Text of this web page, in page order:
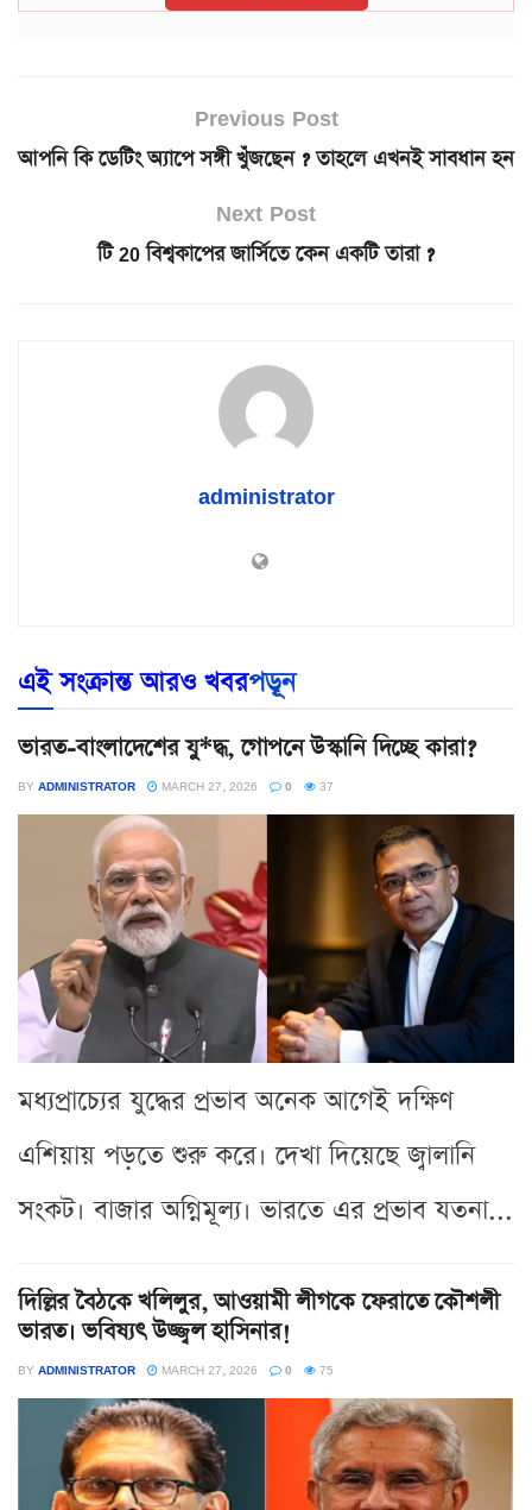
Previous Post
আপনি কি ডেটিং অ্যাপে সঙ্গী খুঁজছেন ? তাহলে এখনই সাবধান হন
Next Post
টি 20 বিশ্বকাপের জার্সিতে কেন একটি তারা ?
administrator
এই সংক্রান্ত আরও খবরপড়ূন
ভারত-বাংলাদেশের যু*দ্ধ, গোপনে উস্কানি দিচ্ছে কারা?
BY ADMINISTRATOR MARCH 27, 2026 0 37
মধ্যপ্রাচ্যের যুদ্ধের প্রভাব অনেক আগেই দক্ষিণ
এশিয়ায় পড়তে শুরু করে। দেখা দিয়েছে জ্বালানি
সংকট। বাজার অগ্নিমূল্য। ভারতে এর প্রভাব যতনা...
দিল্লির বৈঠকে খলিলুর, আওয়ামী লীগকে ফেরাতে কৌশলী
ভারত। ভবিষ্যৎ উজ্জ্বল হাসিনার!
BY ADMINISTRATOR MARCH 27, 2026 0 75